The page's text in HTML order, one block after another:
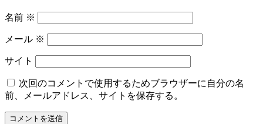
名前 ※
メール ※
サイト
次回のコメントで使用するためブラウザーに自分の名
前、メールアドレス、サイトを保存する。